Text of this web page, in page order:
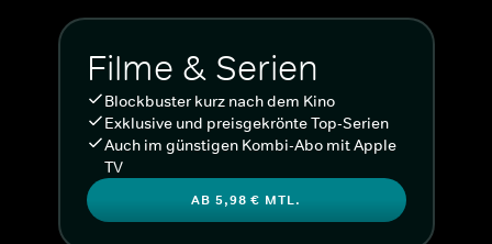
Filme & Serien
Blockbuster kurz nach dem Kino
Exklusive und preisgekrönte Top-Serien
Auch im günstigen Kombi-Abo mit Apple
TV
AB 5,98 € MTL.